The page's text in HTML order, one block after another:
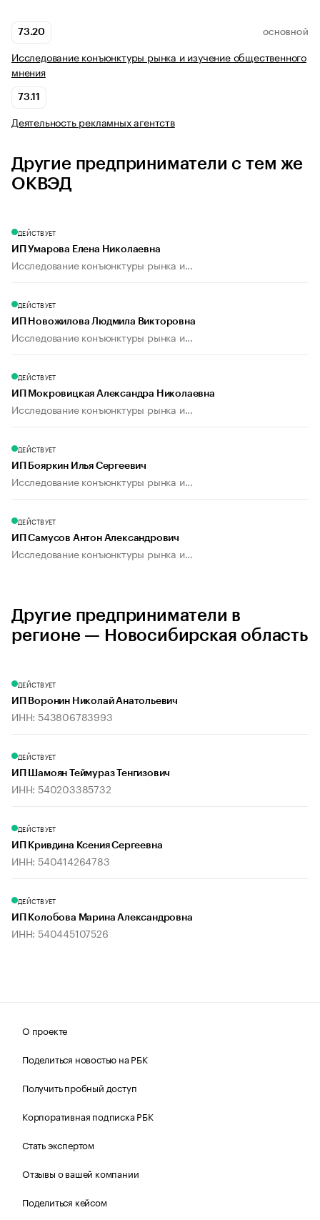
73.20 ОСНОВНОЙ
Исследование конъюнктуры рынка и изучение общественного
мнения
73.11
Деятельность рекламных агентств
Другие предприниматели с тем же
ОКВЭД
ДЕЙСТВУЕТ
ИП Умарова Елена Николаевна
Исследование конъюнктуры рынка и...
ДЕЙСТВУЕТ
ИП Новожилова Людмила Викторовна
Исследование конъюнктуры рынка и...
ДЕЙСТВУЕТ
ИП Мокровицкая Александра Николаевна
Исследование конъюнктуры рынка и...
ДЕЙСТВУЕТ
ИП Бояркин Илья Сергеевич
Исследование конъюнктуры рынка и...
ДЕЙСТВУЕТ
ИП Самусов Антон Александрович
Исследование конъюнктуры рынка и...
Другие предприниматели в
регионе — Новосибирская область
ДЕЙСТВУЕТ
ИП Воронин Николай Анатольевич
ИНН: 543806783993
ДЕЙСТВУЕТ
ИП Шамоян Теймураз Тенгизович
ИНН: 540203385732
ДЕЙСТВУЕТ
ИП Кривдина Ксения Сергеевна
ИНН: 540414264783
ДЕЙСТВУЕТ
ИП Колобова Марина Александровна
ИНН: 540445107526
О проекте
Поделиться новостью на РБК
Получить пробный доступ
Корпоративная подписка РБК
Стать экспертом
Отзывы о вашей компании
Поделиться кейсом